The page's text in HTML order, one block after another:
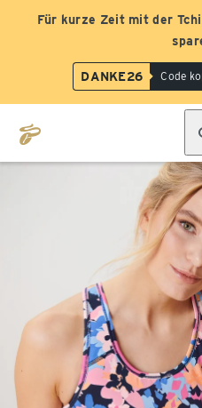
Für kurze Zeit mit der
DANKE26 Code